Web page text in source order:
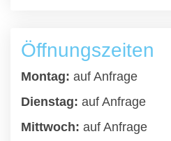
Öffnungszeiten
Montag: auf Anfrage
Dienstag: auf Anfrage
Mittwoch: auf Anfrage